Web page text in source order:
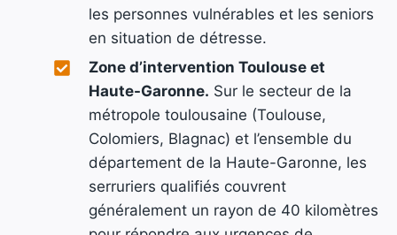
les personnes vulnérables et les seniors
en situation de détresse.
Zone d’intervention Toulouse et
Haute-Garonne. Sur le secteur de la
métropole toulousaine (Toulouse,
Colomiers, Blagnac) et l’ensemble du
département de la Haute-Garonne, les
serruriers qualifiés couvrent
généralement un rayon de 40 kilomètres